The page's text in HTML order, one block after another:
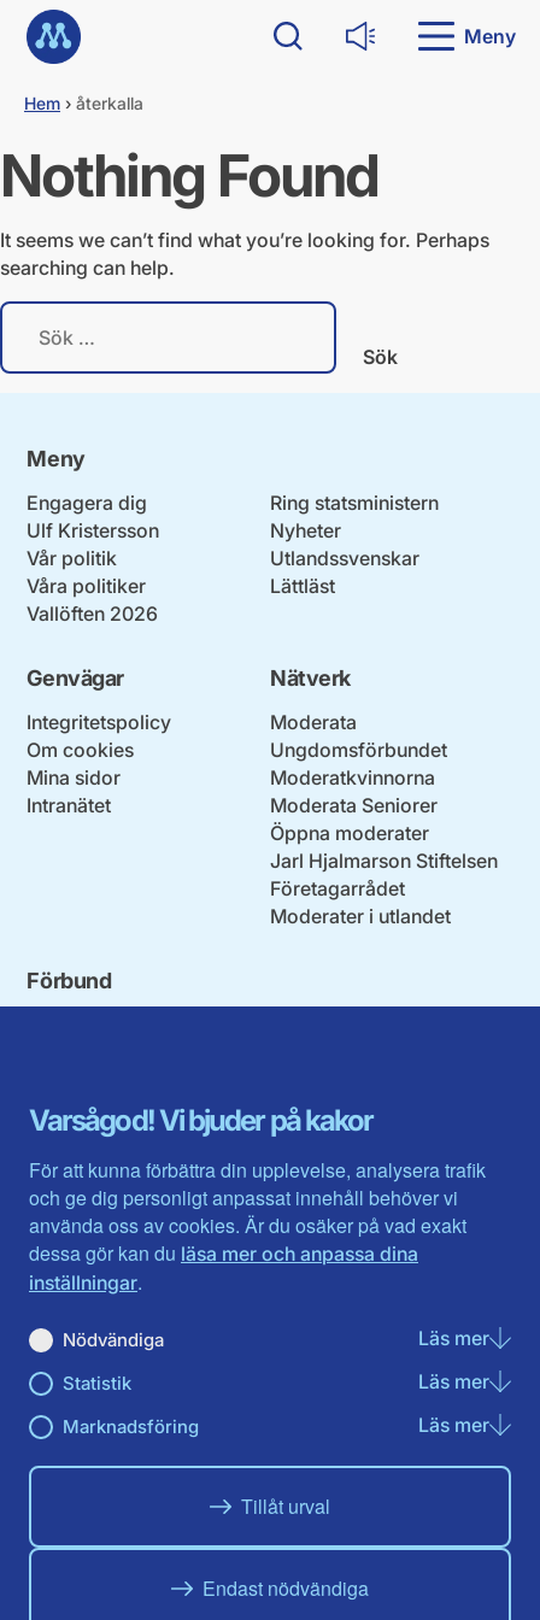
Varsågod! Vi bjuder på kakor
För att kunna förbättra din upplevelse, analysera trafik
och ge dig personligt anpassat innehåll behöver vi
använda oss av cookies. Är du osäker på vad exakt
dessa gör kan du läsa mer och anpassa dina
inställningar.
Nödvändiga Läs merom
Statistik Läs merom
Marknadsföring Läs merom
Tillåt urval
Endast nödvändiga
k
t
i
l
l
i
e
Sök
Läs upp Meny
Hem › återkalla
Nothing Found
It seems we can’t find what you’re looking for. Perhaps
searching can help.
S
k
Meny
Engagera dig
Ulf Kristersson
Vår politik
Våra politiker
Vallöften 2026
Ring statsministern
Nyheter
Utlandssvenskar
Lättläst
Genvägar
Integritetspolicy
Om cookies
Mina sidor
Intranätet
Nätverk
Moderata
Ungdomsförbundet
Moderatkvinnorna
Moderata Seniorer
Öppna moderater
Jarl Hjalmarson Stiftelsen
Företagarrådet
Moderater i utlandet
Förbund
Gävleborg
Halland
Jämtlands län
Jönköpings län
Kalmar län
Kronobergs län
Norrbotten
Skåne län
Värmlands län
Västerbotten
Västra Götaland
Västernorrland
Västmanland
Örebro län
Östergötland
Du hittar oss här på sociala medier
Facebook
Instagram